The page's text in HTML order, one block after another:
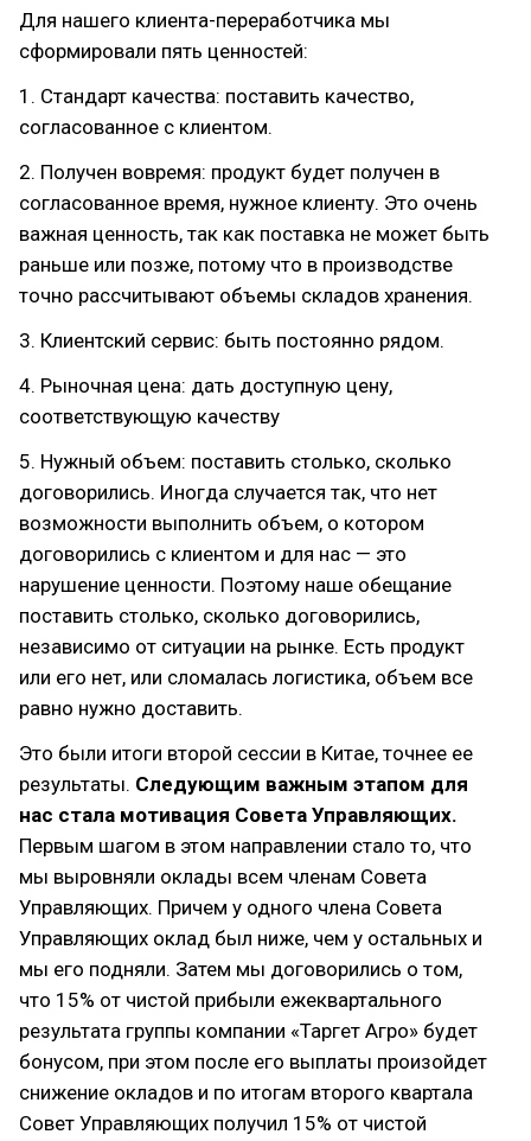
Для нашего клиента-переработчика мы
сформировали пять ценностей:
1. Стандарт качества: поставить качество,
согласованное с клиентом.
2. Получен вовремя: продукт будет получен в
согласованное время, нужное клиенту. Это очень
важная ценность, так как поставка не может быть
раньше или позже, потому что в производстве
точно рассчитывают объемы складов хранения.
3. Клиентский сервис: быть постоянно рядом.
4. Рыночная цена: дать доступную цену,
соответствующую качеству
5. Нужный объем: поставить столько, сколько
договорились. Иногда случается так, что нет
возможности выполнить объем, о котором
договорились с клиентом и для нас — это
нарушение ценности. Поэтому наше обещание
поставить столько, сколько договорились,
независимо от ситуации на рынке. Есть продукт
или его нет, или сломалась логистика, объем все
равно нужно доставить.
Это были итоги второй сессии в Китае, точнее ее
результаты. Следующим важным этапом для
нас стала мотивация Совета Управляющих.
Первым шагом в этом направлении стало то, что
мы выровняли оклады всем членам Совета
Управляющих. Причем у одного члена Совета
Управляющих оклад был ниже, чем у остальных и
мы его подняли. Затем мы договорились о том,
что 15% от чистой прибыли ежеквартального
результата группы компании «Таргет Агро» будет
бонусом, при этом после его выплаты произойдет
снижение окладов и по итогам второго квартала
Совет Управляющих получил 15% от чистой